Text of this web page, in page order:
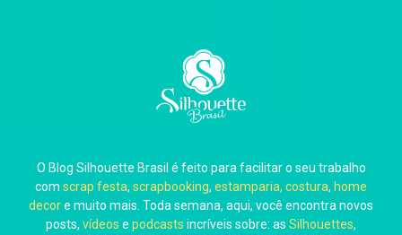
Carla Eschberger
Carol Pessoa
O Blog Silhouette Brasil é feito para facilitar o seu trabalho
com scrap festa, scrapbooking, estamparia, costura, home
decore muito mais. Toda semana, aqui, você encontra novos
posts, vídeos e podcasts incríveis sobre: as Silhouettes,